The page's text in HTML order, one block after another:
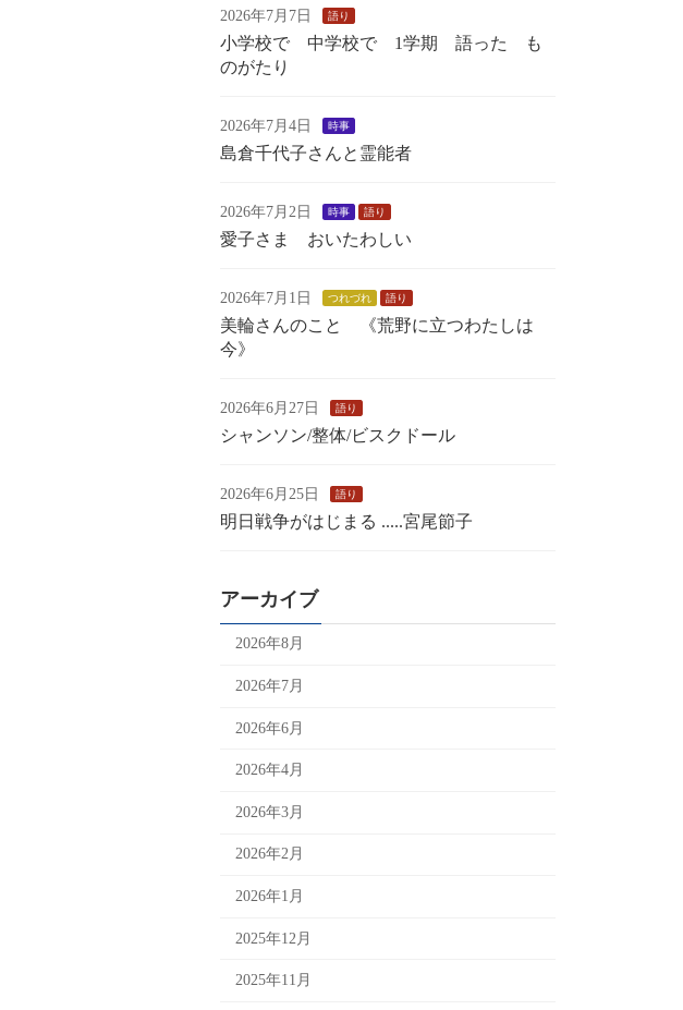
2026年7月7日 語り
小学校で 中学校で 1学期 語った も
のがたり
2026年7月4日 時事
島倉千代子さんと霊能者
2026年7月2日 時事 語り
愛子さま おいたわしい
2026年7月1日 つれづれ 語り
美輪さんのこと 《荒野に立つわたしは
今》
2026年6月27日 語り
シャンソン/整体/ビスクドール
2026年6月25日 語り
明日戦争がはじまる .....宮尾節子
アーカイブ
2026年8月
2026年7月
2026年6月
2026年4月
2026年3月
2026年2月
2026年1月
2025年12月
2025年11月